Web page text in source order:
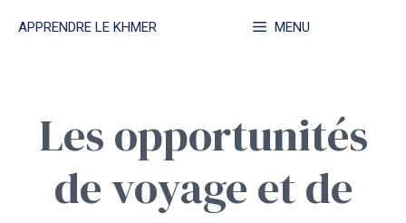
APPRENDRE LE KHMER MENU
Les opportunités
de voyage et de